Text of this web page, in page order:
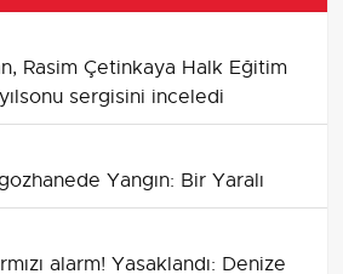
Rasim Çetinkaya Halk Eğitim
sergisini inceledi
Yangın: Bir Yaralı
alarm! Yasaklandı: Denize